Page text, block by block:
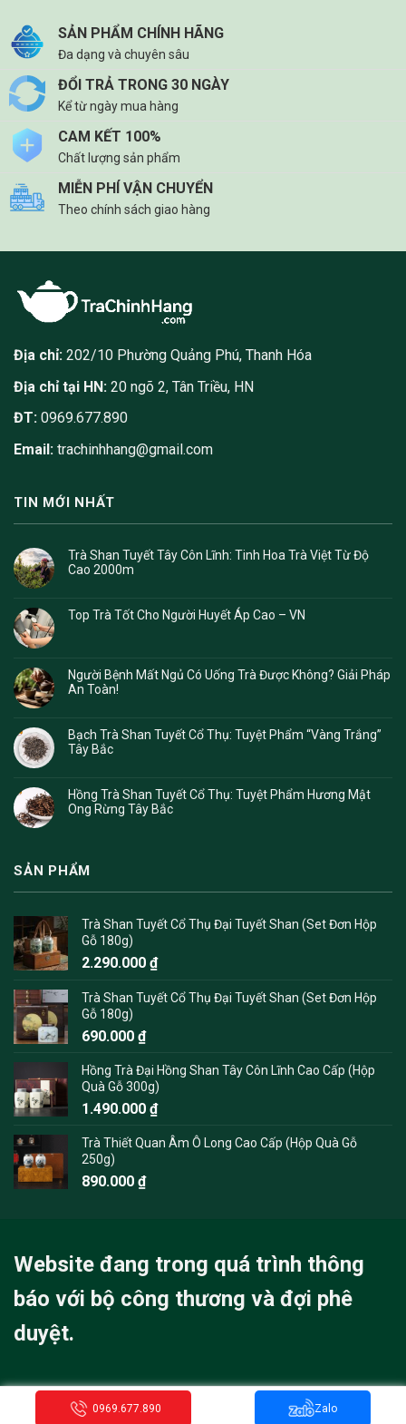
SẢN PHẨM CHÍNH HÃNG
Đa dạng và chuyên sâu
ĐỔI TRẢ TRONG 30 NGÀY
Kể từ ngày mua hàng
CAM KẾT 100%
Chất lượng sản phẩm
MIỄN PHÍ VẬN CHUYỂN
Theo chính sách giao hàng
Địa chỉ: 202/10 Phường Quảng Phú, Thanh Hóa
Địa chỉ tại HN: 20 ngõ 2, Tân Triều, HN
ĐT: 0969.677.890
Email: trachinhhang@gmail.com
TIN MỚI NHẤT
Trà Shan Tuyết Tây Côn Lĩnh: Tinh Hoa Trà Việt Từ Độ
Cao 2000m
Top Trà Tốt Cho Người Huyết Áp Cao – VN
Người Bệnh Mất Ngủ Có Uống Trà Được Không? Giải Pháp
An Toàn!
Bạch Trà Shan Tuyết Cổ Thụ: Tuyệt Phẩm “Vàng Trắng”
Tây Bắc
Hồng Trà Shan Tuyết Cổ Thụ: Tuyệt Phẩm Hương Mật
Ong Rừng Tây Bắc
SẢN PHẨM
Trà Shan Tuyết Cổ Thụ Đại Tuyết Shan (Set Đơn Hộp
Gỗ 180g)
2.290.000 ₫
Trà Shan Tuyết Cổ Thụ Đại Tuyết Shan (Set Đơn Hộp
Gỗ 180g)
690.000 ₫
Hồng Trà Đại Hồng Shan Tây Côn Lĩnh Cao Cấp (Hộp
Quà Gỗ 300g)
1.490.000 ₫
Trà Thiết Quan Âm Ô Long Cao Cấp (Hộp Quà Gỗ
250g)
890.000 ₫
Website đang trong quá trình thông
báo với bộ công thương và đợi phê
duyệt.
Copyright 2026 © TraChinhHang.com
0969.677.890 Zalo